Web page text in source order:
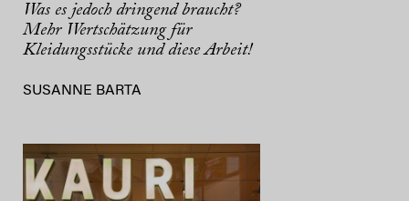
Was es jedoch dringend braucht?
Mehr Wertschätzung für
Kleidungsstücke und diese Arbeit!
SUSANNE BARTA